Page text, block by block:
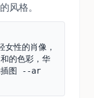
风格。
女性的肖像，
的色彩，华
插图 --ar